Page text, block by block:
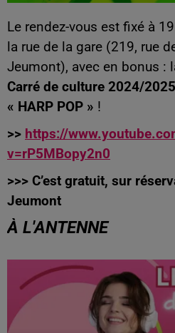
Le rendez-vous est fixé à
la rue de la gare (219, rue
Jeumont), avec en bonus :
Carré de culture 2024/2025
« HARP POP » !
>> https://
v=rP5MBopy2n0
>>> C’est gratuit, sur
Jeumont
À L'ANTENNE